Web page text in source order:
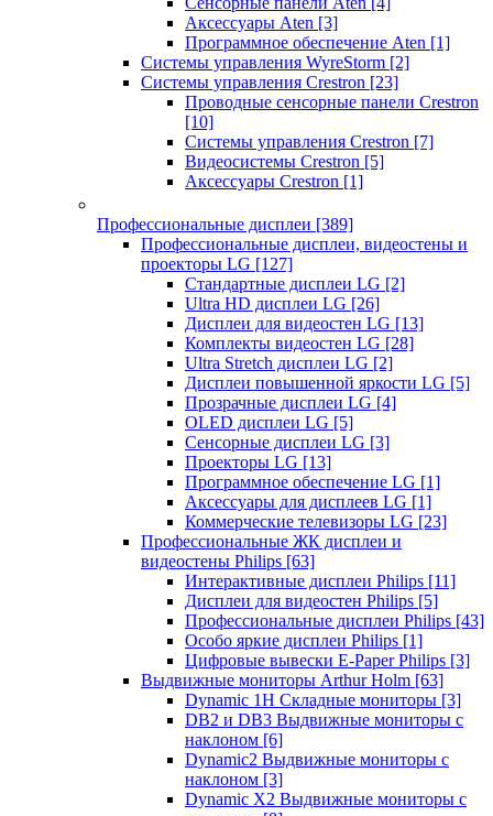
Аксессуары Aten [3]
Программное обеспечение Aten [1]
Системы управления WyreStorm [2]
Системы управления Crestron [23]
Проводные сенсорные панели Crestron
[10]
Системы управления Crestron [7]
Видеосистемы Crestron [5]
Аксессуары Crestron [1]
Профессиональные дисплеи [389]
Профессиональные дисплеи, видеостены и
проекторы LG [127]
Стандартные дисплеи LG [2]
Ultra HD дисплеи LG [26]
Дисплеи для видеостен LG [13]
Комплекты видеостен LG [28]
Ultra Stretch дисплеи LG [2]
Дисплеи повышенной яркости LG [5]
Прозрачные дисплеи LG [4]
OLED дисплеи LG [5]
Сенсорные дисплеи LG [3]
Проекторы LG [13]
Программное обеспечение LG [1]
Аксессуары для дисплеев LG [1]
Коммерческие телевизоры LG [23]
Профессиональные ЖК дисплеи и
видеостены Philips [63]
Интерактивные дисплеи Philips [11]
Дисплеи для видеостен Philips [5]
Профессиональные дисплеи Philips [43]
Особо яркие дисплеи Philips [1]
Цифровые вывески E-Paper Philips [3]
Выдвижные мониторы Arthur Holm [63]
Dynamic 1Н Складные мониторы [3]
DB2 и DB3 Выдвижные мониторы с
наклоном [6]
Dynamic2 Выдвижные мониторы с
наклоном [3]
Dynamic X2 Выдвижные мониторы с